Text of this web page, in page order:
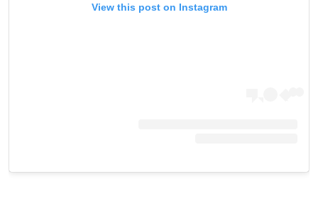
View this post on Instagram